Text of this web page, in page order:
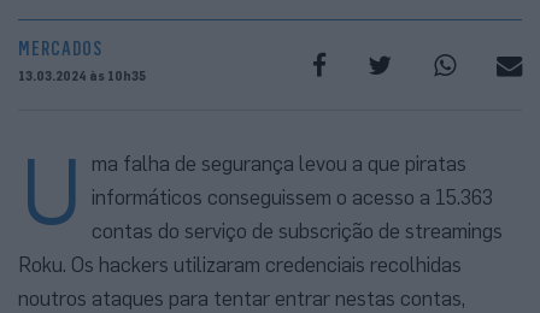
MERCADOS
13.03.2024 às 10h35
U
ma falha de segurança levou a que piratas
informáticos conseguissem o acesso a 15.363
contas do serviço de subscrição de streamings
Roku. Os hackers utilizaram credenciais recolhidas
noutros ataques para tentar entrar nestas contas,